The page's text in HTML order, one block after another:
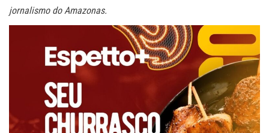
jornalismo do Amazonas.